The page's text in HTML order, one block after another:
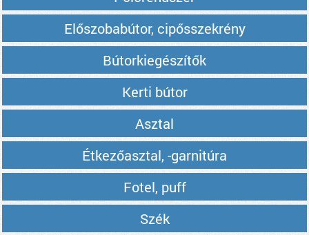
Előszobabútor, cipősszekrény
Bútorkiegészítők
Kerti bútor
Asztal
Étkezőasztal, -garnitúra
Fotel, puff
Szék